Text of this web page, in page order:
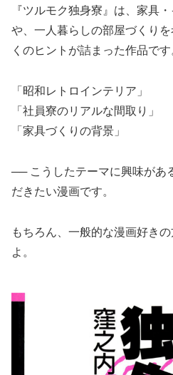
『ツルモク独身寮』は、家具
や、一人暮らしの部屋づくり
くのヒントが詰まった作品です
「昭和レトロインテリア」
「社員寮のリアルな間取り」
「家具づくりの背景」
── こうしたテーマに興味があ
だきたい漫画です。
もちろん、一般的な漫画好き
よ。